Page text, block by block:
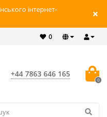
інтернет-
0
+44 7863 646 165
0